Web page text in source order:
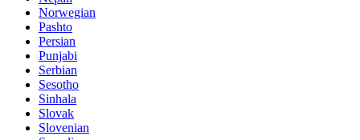
Norwegian
Pashto
Persian
Punjabi
Serbian
Sesotho
Sinhala
Slovak
Slovenian